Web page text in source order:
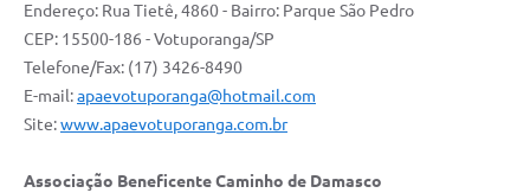
Links
Telefones Úteis
Emprega
Agenda
Endereço: Rua Tietê, 4860 - Bairro: Parque São Pedro
CEP: 15500-186 - Votuporanga/SP
Telefone/Fax: (17) 3426-8490
E-mail:apaevotuporanga@hotmail.com
Site:www.apaevotuporanga.com.br
Associação Beneficente Caminho de Damasco